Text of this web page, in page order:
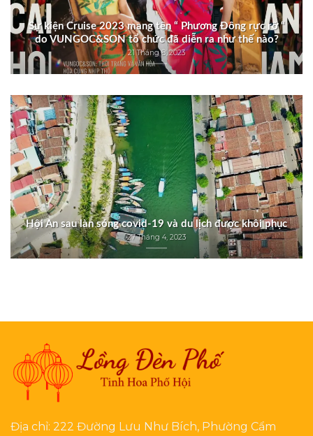
Sự kiện Cruise 2023 mang tên “ Phương Đông rực rỡ “
do VUNGOC&SON tổ chức đã diễn ra như thế nào?
21 Tháng 8, 2023
Hội An sau làn sóng covid-19 và du lịch được khôi phục
27 Tháng 4, 2023
Địa chỉ: 222 Đường Lưu Như Bích, Phường Cẩm